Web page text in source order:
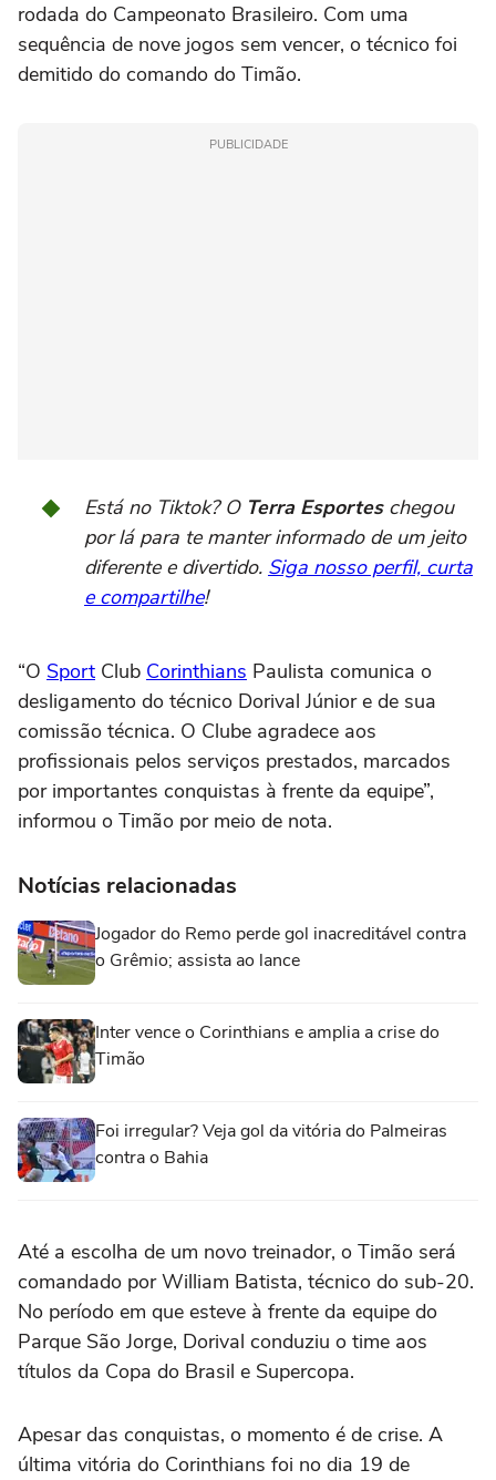
rodada do Campeonato Brasileiro. Com uma
sequência de nove jogos sem vencer, o técnico foi
demitido do comando do Timão.
PUBLICIDADE
Está no Tiktok? O Terra Esporteschegou
por lá para te manter informado de um jeito
diferente e divertido. Siga nosso perfil, curta
e compartilhe!
“O Sport Club Corinthians Paulista comunica o
desligamento do técnico Dorival Júnior e de sua
comissão técnica. O Clube agradece aos
profissionais pelos serviços prestados, marcados
por importantes conquistas à frente da equipe”,
informou o Timão por meio de nota.
Notícias relacionadas
Jogador do Remo perde gol inacreditável contra
o Grêmio; assista ao lance
Inter vence o Corinthians e amplia a crise do
Timão
Foi irregular? Veja gol da vitória do Palmeiras
contra o Bahia
Até a escolha de um novo treinador, o Timão será
comandado por William Batista, técnico do sub-20.
No período em que esteve à frente da equipe do
Parque São Jorge, Dorival conduziu o time aos
títulos da Copa do Brasil e Supercopa.
Apesar das conquistas, o momento é de crise. A
última vitória do Corinthians foi no dia 19 de